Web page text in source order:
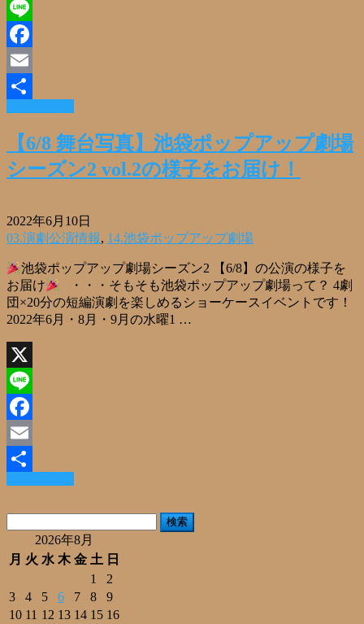
X
Line
Facebook
Email
共
【6/8 舞台写真】池袋ポップアップ劇場
シーズン2 vol.2の様子をお届け！
2022年6月10日
03.演劇公演情報, 14.池袋ポップアップ劇場
池袋ポップアップ劇場シーズン2 【6/8】の公演の様子を
お届け
・・・そもそも池袋ポップアップ劇場って？ 4劇
団×20分の短編演劇を楽しめるショーケースイベントです！
2022年6月・8月・9月の水曜1 …
X
Line
Facebook
Email
共
有
2026年8月
月 火 水 木 金 土 日
1
2
3
4 5 6 7 8
9
10 11 12 13 14 15 16